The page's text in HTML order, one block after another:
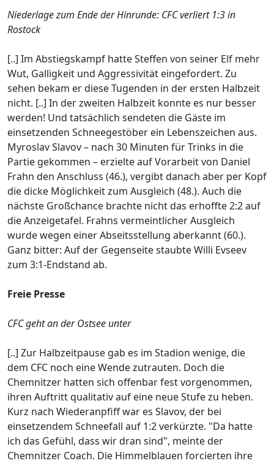
Niederlage zum Ende der Hinrunde: CFC verliert 1:3 in
Rostock
[..] Im Abstiegskampf hatte Steffen von seiner Elf mehr
Wut, Galligkeit und Aggressivität eingefordert. Zu
sehen bekam er diese Tugenden in der ersten Halbzeit
nicht. [..] In der zweiten Halbzeit konnte es nur besser
werden! Und tatsächlich sendeten die Gäste im
einsetzenden Schneegestöber ein Lebenszeichen aus.
Myroslav Slavov – nach 30 Minuten für Trinks in die
Partie gekommen – erzielte auf Vorarbeit von Daniel
Frahn den Anschluss (46.), vergibt danach aber per Kopf
die dicke Möglichkeit zum Ausgleich (48.). Auch die
nächste Großchance brachte nicht das erhoffte 2:2 auf
die Anzeigetafel. Frahns vermeintlicher Ausgleich
wurde wegen einer Abseitsstellung aberkannt (60.).
Ganz bitter: Auf der Gegenseite staubte Willi Evseev
zum 3:1-Endstand ab.
Freie Presse
CFC geht an der Ostsee unter
[..] Zur Halbzeitpause gab es im Stadion wenige, die
dem CFC noch eine Wende zutrauten. Doch die
Chemnitzer hatten sich offenbar fest vorgenommen,
ihren Auftritt qualitativ auf eine neue Stufe zu heben.
Kurz nach Wiederanpfiff war es Slavov, der bei
einsetzendem Schneefall auf 1:2 verkürzte. "Da hatte
ich das Gefühl, dass wir dran sind", meinte der
Chemnitzer Coach. Die Himmelblauen forcierten ihre